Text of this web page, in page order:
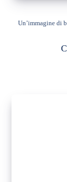
Un’immagine di